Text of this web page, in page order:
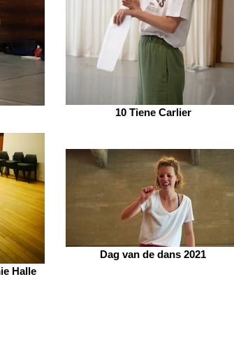
10 Tiene Carlier
Halle
Dag van de dans 2021